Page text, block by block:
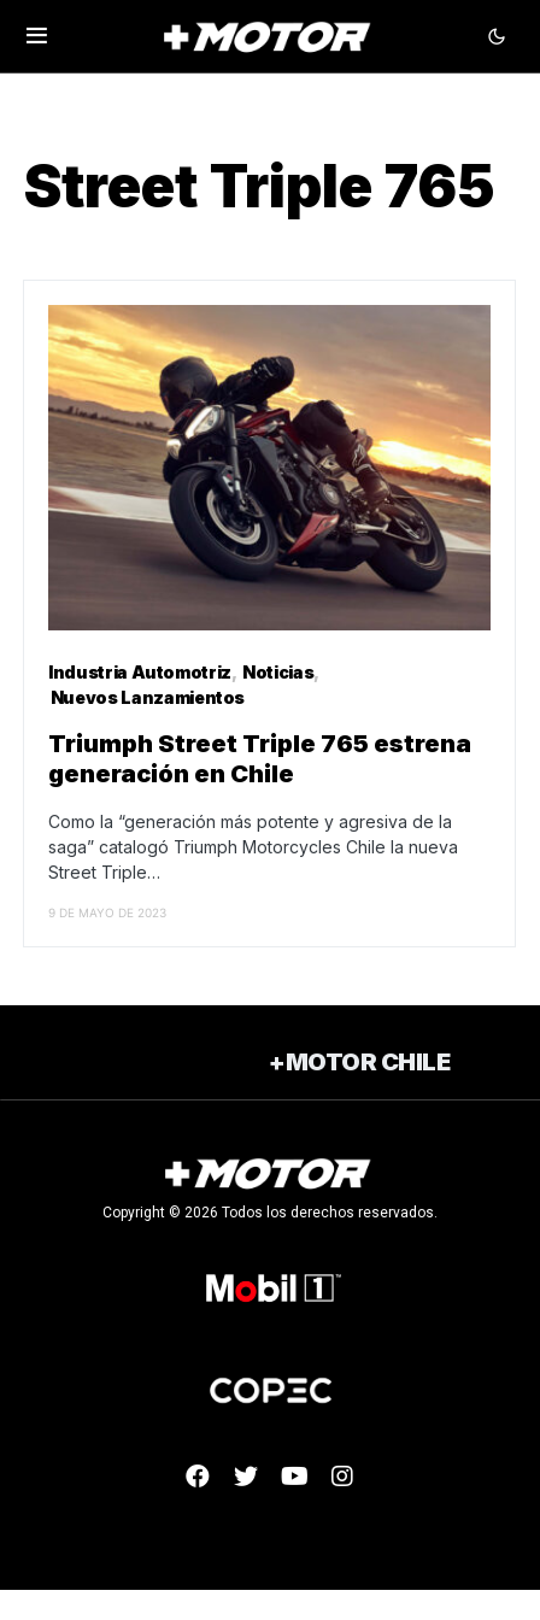
Street Triple 765
Industria Automotriz
Noticias
Nuevos Lanzamientos
Triumph Street Triple 765 estrena
generación en Chile
Como la “generación más potente y agresiva de la
saga” catalogó Triumph Motorcycles Chile la nueva
Street Triple…
9 DE MAYO DE 2023
+MOTOR CHILE
Copyright © 2026 Todos los derechos reservados.